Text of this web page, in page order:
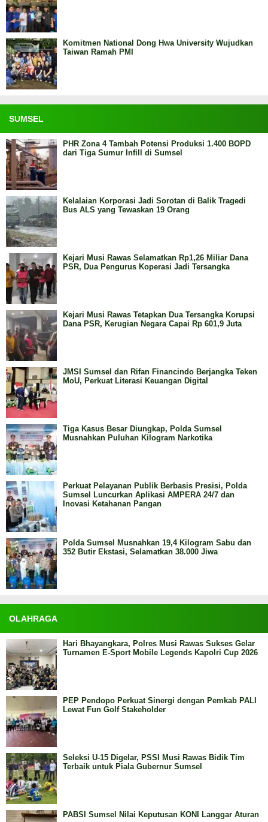
Komitmen National Dong Hwa University Wujudkan
Taiwan Ramah PMI
SUMSEL
PHR Zona 4 Tambah Potensi Produksi 1.400 BOPD
dari Tiga Sumur Infill di Sumsel
Kelalaian Korporasi Jadi Sorotan di Balik Tragedi
Bus ALS yang Tewaskan 19 Orang
Kejari Musi Rawas Selamatkan Rp1,26 Miliar Dana
PSR, Dua Pengurus Koperasi Jadi Tersangka
Kejari Musi Rawas Tetapkan Dua Tersangka Korupsi
Dana PSR, Kerugian Negara Capai Rp 601,9 Juta
JMSI Sumsel dan Rifan Financindo Berjangka Teken
MoU, Perkuat Literasi Keuangan Digital
Tiga Kasus Besar Diungkap, Polda Sumsel
Musnahkan Puluhan Kilogram Narkotika
Perkuat Pelayanan Publik Berbasis Presisi, Polda
Sumsel Luncurkan Aplikasi AMPERA 24/7 dan
Inovasi Ketahanan Pangan
Polda Sumsel Musnahkan 19,4 Kilogram Sabu dan
352 Butir Ekstasi, Selamatkan 38.000 Jiwa
OLAHRAGA
Hari Bhayangkara, Polres Musi Rawas Sukses Gelar
Turnamen E-Sport Mobile Legends Kapolri Cup 2026
PEP Pendopo Perkuat Sinergi dengan Pemkab PALI
Lewat Fun Golf Stakeholder
Seleksi U-15 Digelar, PSSI Musi Rawas Bidik Tim
Terbaik untuk Piala Gubernur Sumsel
PABSI Sumsel Nilai Keputusan KONI Langgar Aturan